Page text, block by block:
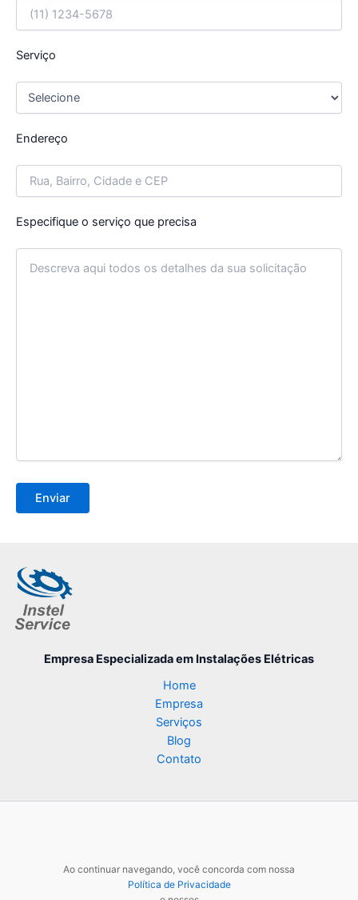
Serviço
Endereço
Especifique o serviço que precisa
Empresa Especializadaem Instalações Elétricas
Home
Empresa
Serviços
Blog
Contato
Ao continuar navegando, você concorda com nossa
Política de Privacidade